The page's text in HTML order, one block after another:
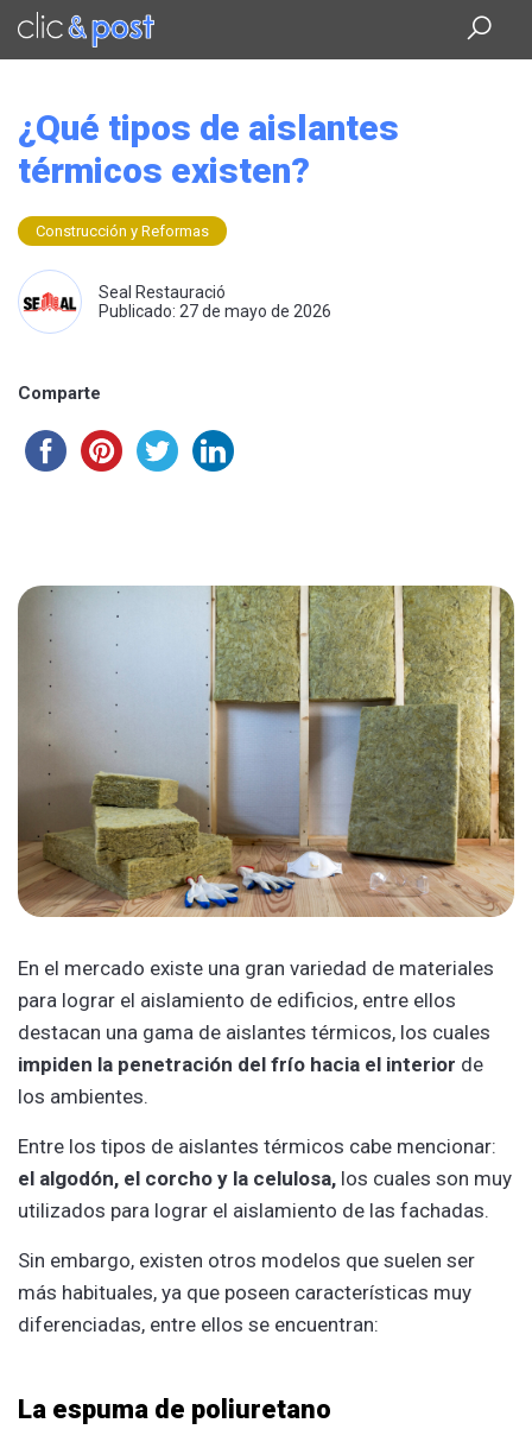
Saltar
contenido
¿Qué tipos de aislantes
térmicos existen?
Construcción y Reformas
Seal Restauració
Publicado: 27 de mayo de 2026
Comparte
En el mercado existe una gran variedad de materiales
para lograr el aislamiento de edificios, entre ellos
destacan una gama de aislantes térmicos, los cuales
impiden la penetración del frío hacia el interior de
los ambientes.
Entre los tipos de aislantes térmicos cabe mencionar:
el algodón, el corcho y la celulosa, los cuales son muy
utilizados para lograr el aislamiento de las fachadas.
Sin embargo, existen otros modelos que suelen ser
más habituales, ya que poseen características muy
diferenciadas, entre ellos se encuentran:
La espuma de poliuretano